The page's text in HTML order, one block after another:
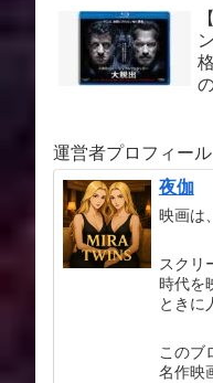
運営者プロフィール
夜伽
映画は
スクリ
時代を
ときに
このブ
名作映